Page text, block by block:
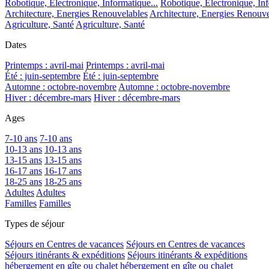
Robotique, Electronique, Informatique... Robotique, Electronique,
Architecture, Energies Renouvelables Architecture, Energies
Agriculture, Santé Agriculture, Santé
Dates
Printemps : avril-mai Printemps : avril-mai
Été : juin-septembre Été : juin-septembre
Automne : octobre-novembre Automne : octobre-novembre
Hiver : décembre-mars Hiver : décembre-mars
Ages
7-10 ans 7-10 ans
10-13 ans 10-13 ans
13-15 ans 13-15 ans
16-17 ans 16-17 ans
18-25 ans 18-25 ans
Adultes Adultes
Familles Familles
Types de séjour
Séjours en Centres de vacances Séjours en Centres de vacances
Séjours itinérants & expéditions Séjours itinérants & expéditions
hébergement en gîte ou chalet hébergement en gîte ou chalet